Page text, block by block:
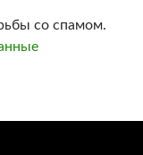
со спамом.